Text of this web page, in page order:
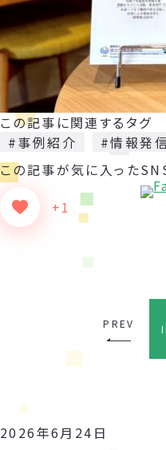
この記事に関連するタグ
#事例紹介
#情報発
この記事が気に入った
+1
PREV
2026年6月24日